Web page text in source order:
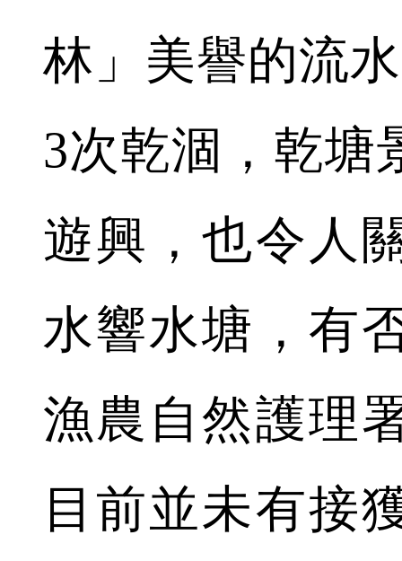
林」美譽的流
3次乾涸，乾塘
遊興，也令人
水響水塘，有
漁農自然護理
目前並未有接